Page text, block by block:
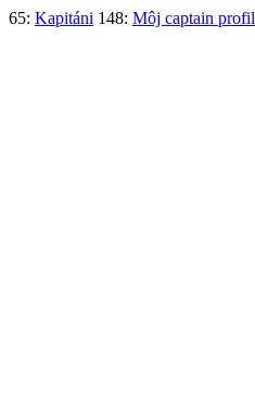
65: Kapitáni 148: Môj captain profil